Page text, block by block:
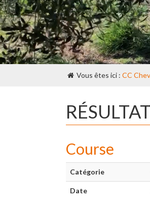
Vous êtes ici : CC
Course
Catégorie
Date